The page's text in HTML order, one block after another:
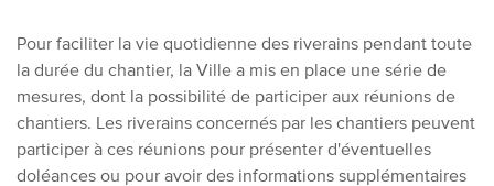
Pour faciliter la vie quotidienne des riverains pendant toute
la durée du chantier, la Ville a mis en place une série de
mesures, dont la possibilité de participer aux réunions de
chantiers. Les riverains concernés par les chantiers peuvent
participer à ces réunions pour présenter d'éventuelles
doléances ou pour avoir des informations supplémentaires